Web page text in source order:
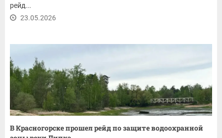
рейд...
23.05.2026
В Красногорске прошел рейд по защите водоохранной